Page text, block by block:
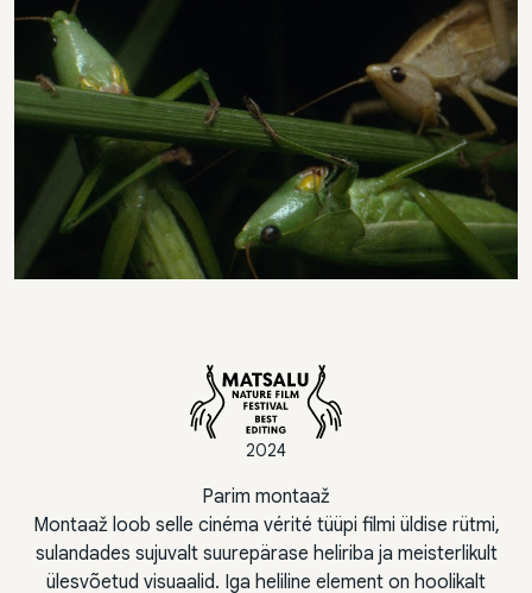
2024
Parim montaaž
Montaaž loob selle cinéma vérité tüüpi filmi üldise rütmi,
sulandades sujuvalt suurepärase heliriba ja meisterlikult
ülesvõetud visuaalid. Iga heliline element on hoolikalt